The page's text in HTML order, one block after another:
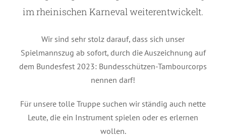
im rheinischen Karneval weiterentwickelt.
Wir sind sehr stolz darauf, dass sich unser
Spielmannszug ab sofort, durch die Auszeichnung auf
dem Bundesfest 2023: Bundesschützen-Tambourcorps
nennen darf!
Für unsere tolle Truppe suchen wir ständig auch nette
Leute, die ein Instrument spielen oder es erlernen
wollen.